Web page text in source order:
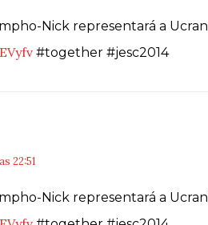
Nick representará a
#together #jesc2014
22:51
Nick representará a